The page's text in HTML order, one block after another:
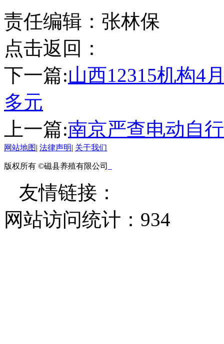
责任编辑：张林保
点击返回：
下一篇:山西12315机构4
多元
上一篇:南京严查电动自
网站地图| 法律声明| 关于我们
版权所有 ©磁县养殖有限公司
友情链接：
网站访问统计： 934